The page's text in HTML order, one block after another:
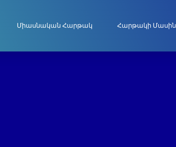
Միասնական Հարթակ Հարթակի Մասին